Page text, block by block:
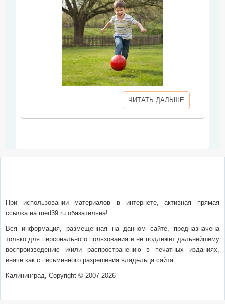
ЧИТАТЬ ДАЛЬШЕ
При использовании материалов в интернете, активная прямая
ссылка на med39.ru обязательна!
Вся информация, размещенная на данном сайте, предназначена
только для персонального пользования и не подлежит дальнейшему
воспроизведению и/или распространению в печатных изданиях,
иначе как с письменного разрешения владельца сайта.
Калининград, Copyright © 2007-2026